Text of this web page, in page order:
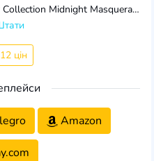
Tangled Designer Collection Midnight Masquerade Mother Gothel 12-Inch Doll
цін
Amazon